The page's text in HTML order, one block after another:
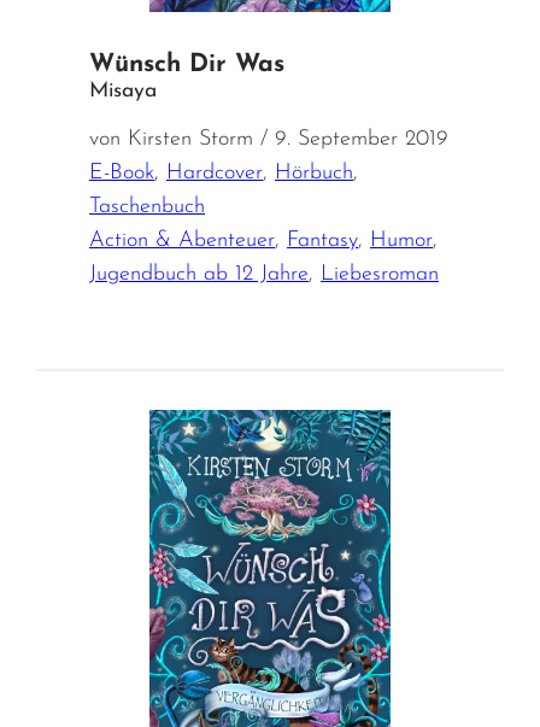
Wünsch Dir Was
Misaya
von Kirsten Storm / 9. September 2019
E-Book, Hardcover, Hörbuch,
Taschenbuch
Action & Abenteuer, Fantasy, Humor,
Jugendbuch ab 12 Jahre, Liebesroman